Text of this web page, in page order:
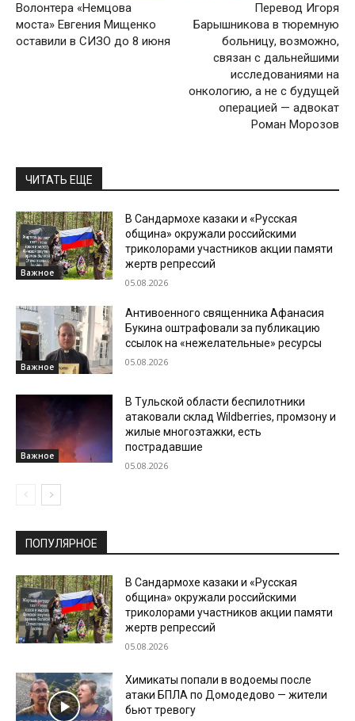
Волонтера «Немцова
моста» Евгения Мищенко
оставили в СИЗО до 8 июня
Перевод Игоря
Барышникова в тюремную
больницу, возможно,
связан с дальнейшими
исследованиями на
онкологию, а не с будущей
операцией — адвокат
Роман Морозов
ЧИТАТЬ ЕЩЕ
Важное
В Сандармохе казаки и «Русская
община» окружали российскими
триколорами участников акции памяти
жертв репрессий
05.08.2026
Важное
Антивоенного священника Афанасия
Букина оштрафовали за публикацию
ссылок на «нежелательные» ресурсы
05.08.2026
Важное
В Тульской области беспилотники
атаковали склад Wildberries, промзону и
жилые многоэтажки, есть
пострадавшие
05.08.2026
ПОПУЛЯРНОЕ
В Сандармохе казаки и «Русская
община» окружали российскими
триколорами участников акции памяти
жертв репрессий
05.08.2026
Химикаты попали в водоемы после
атаки БПЛА по Домодедово — жители
бьют тревогу